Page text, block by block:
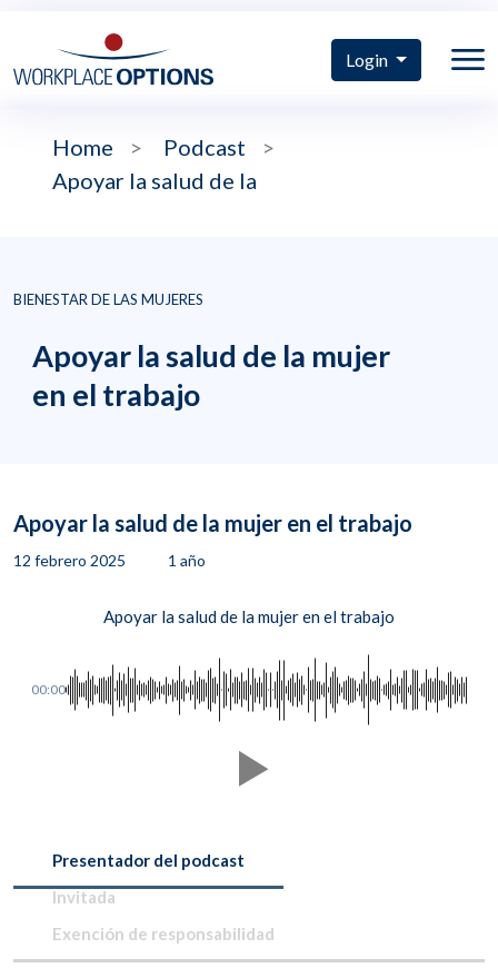
Login
Home > Podcast
>
Apoyar la salud de la
BIENESTAR DE LAS MUJERES
Apoyar la salud de la mujer
en el trabajo
Apoyar la salud de la mujer en el trabajo
12 febrero 2025 1 año
Apoyar la salud de la mujer en el trabajo
00:00
Presentador del podcast
Invitada
Exención de responsabilidad